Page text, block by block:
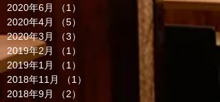
2020年6月
（1）
2020年4月
（5）
2020年3月
（3）
2019年2月
（1）
2019年1月
（1）
2018年11月
（1）
2018年9月
（2）